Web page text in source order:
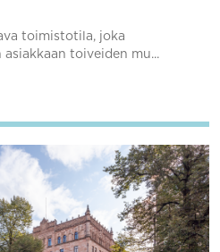
toimistotila, joka
toiveiden mu...